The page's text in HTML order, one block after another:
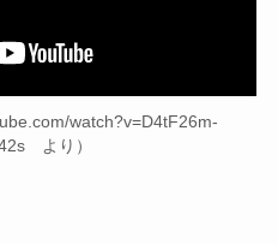
watch?v=D4tF26m-
より）